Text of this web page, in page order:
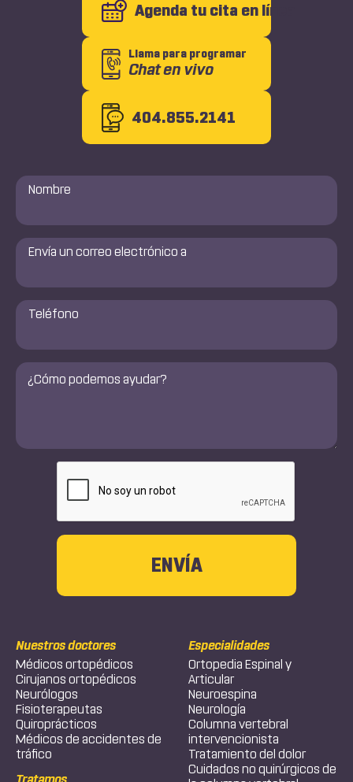
Agenda tu cita en línea
Llama para programar
Chat en vivo
404.855.2141
Nombre
Envía
un
electrónico
a
Número
Comentarios
Nuestros doctores
Médicos ortopédicos
Cirujanos ortopédicos
Neurólogos
Fisioterapeutas
Quiroprácticos
Médicos de accidentes de
tráfico
Especialidades
Ortopedia Espinal y
Articular
Neuroespina
Neurología
Columna vertebral
intervencionista
Tratamiento del dolor
Cuidados no quirúrgicos de